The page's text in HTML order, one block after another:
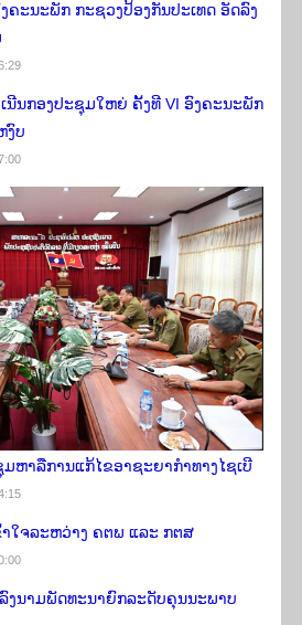
ຄະນະພັກ ກະຊວງປ້ອງກັນປະເທດ ອັດລົງ
ນີນກອງປະຊຸມໃຫຍ່ ຄັ້ງທີ VI ອົງຄະນະພັກ
ງົບ
ຫາລືການແກ້ໄຂອາຊະຍາກຳທາງໄຊເບີ
ໃຈລະຫວ່າງ ຄຕພ ແລະ ກຕສ
ງນາມພັດທະນາຍົກລະດັບຄຸນນະພາບ